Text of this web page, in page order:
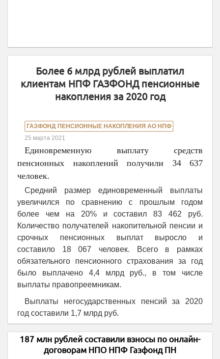
Более 6 млрд рублей выплатил
клиентам НПФ ГАЗФОНД пенсионные
накопления за 2020 год
ГАЗФОНД ПЕНСИОННЫЕ НАКОПЛЕНИЯ АО НПФ
25 марта 2021
Единовременную выплату средств
пенсионных накоплений получили 34 637
человек.
Средний размер единовременный выплаты
увеличился по сравнению с прошлым годом
более чем на 20% и составил 83 462 руб.
Количество получателей накопительной пенсии и
срочных пенсионных выплат выросло и
составило 18 067 человек. Всего в рамках
обязательного пенсионного страхования за год
было выплачено 4,4 млрд руб., в том числе
выплаты правопреемникам.
Выплаты негосударственных пенсий за 2020
год составили 1,7 млрд руб.
187 млн рублей составили взносы по онлайн-
договорам НПО НПФ Газфонд ПН